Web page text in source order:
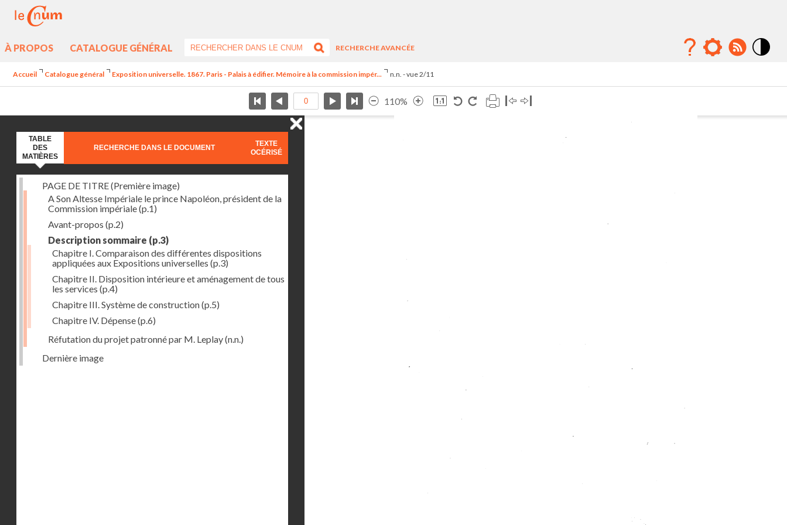
À PROPOS CATALOGUE GÉNÉRAL
RECHERCHE AVANCÉE
Accueil Catalogue général Exposition universelle. 1867. Paris - Palais à édifier. Mémoire à la commission impér... n.n. - vue 2/11
110%
TABLE
DES
MATIÈRES
RECHERCHE DANS LE DOCUMENT
TEXTE
OCÉRISÉ
PAGE DE TITRE (Première image)
A Son Altesse Impériale le prince Napoléon, président de la
Commission impériale(p.1)
Avant-propos (p.2)
Description sommaire (p.3)
Chapitre I. Comparaison des différentes dispositions
appliquées aux Expositions universelles (p.3)
Chapitre II. Disposition intérieure et aménagement de tous
les services (p.4)
Chapitre III. Système de construction(p.5)
Chapitre IV. Dépense(p.6)
Réfutation du projet patronné par M. Leplay(n.n.)
Dernière image